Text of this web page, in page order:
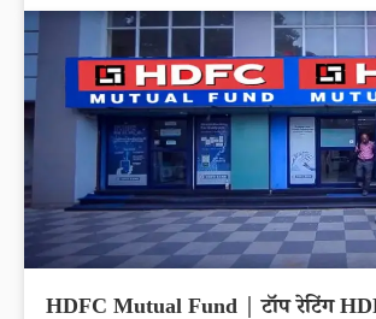
HDFC Mutual Fund | टॉप रेटिंग